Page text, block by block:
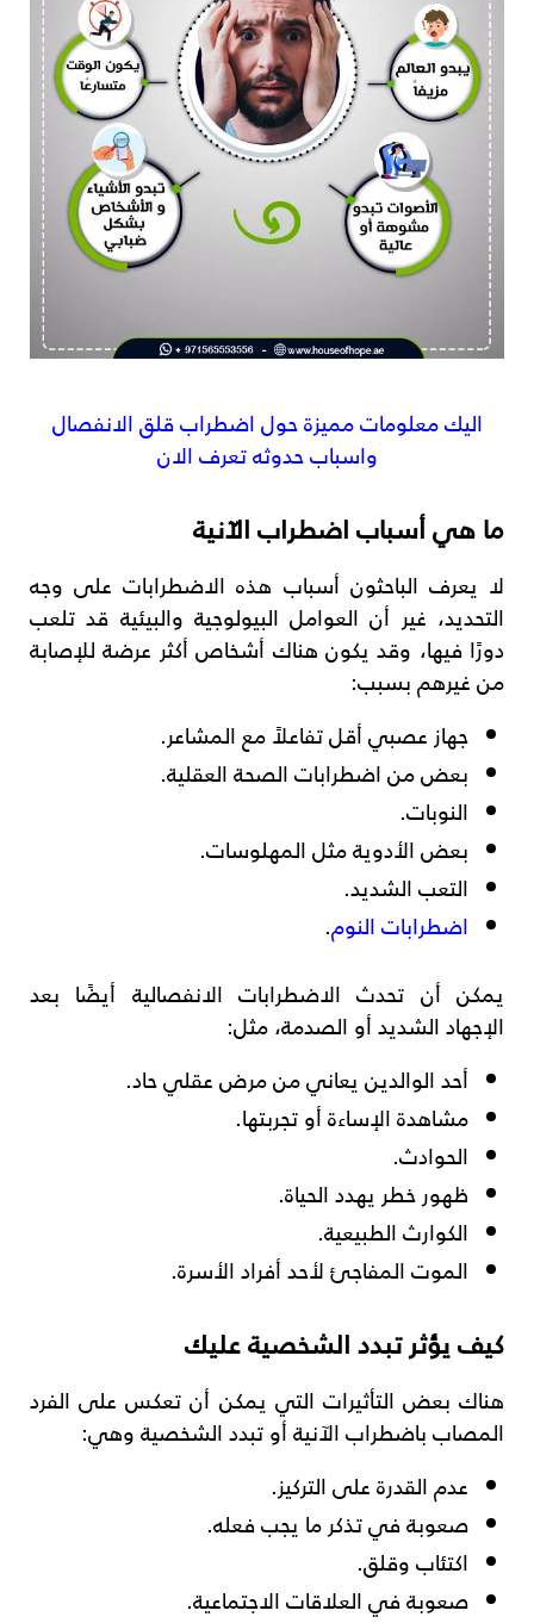
اليك معلومات مميزة حول اضطراب قلق الانفصال
واسباب حدوثه تعرف الان
ما هي أسباب اضطراب الآنية
لا يعرف الباحثون أسباب هذه الاضطرابات على وجه
التحديد، غير أن العوامل البيولوجية والبيئية قد تلعب
دورًا فيها، وقد يكون هناك أشخاص أكثر عرضة للإصابة
من غيرهم بسبب:
جهاز عصبي أقل تفاعلاً مع المشاعر.
بعض من اضطرابات الصحة العقلية.
النوبات.
بعض الأدوية مثل المهلوسات.
التعب الشديد.
اضطرابات النوم.
يمكن أن تحدث الاضطرابات الانفصالية أيضًا بعد
الإجهاد الشديد أو الصدمة، مثل:
أحد الوالدين يعاني من مرض عقلي حاد.
مشاهدة الإساءة أو تجربتها.
الحوادث.
ظهور خطر يهدد الحياة.
الكوارث الطبيعية.
الموت المفاجئ لأحد أفراد الأسرة.
كيف يؤثر تبدد الشخصية عليك
هناك بعض التأثيرات التي يمكن أن تعكس على الفرد
المصاب باضطراب الآنية أو تبدد الشخصية وهي:
عدم القدرة على التركيز.
صعوبة في تذكر ما يجب فعله.
اكتئاب وقلق.
صعوبة في العلاقات الاجتماعية.